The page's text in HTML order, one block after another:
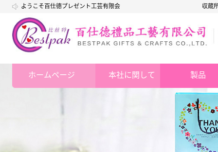
ようこそ百仕德プレゼント工芸有限会
収蔵
ホームページ 本社に関して 製品